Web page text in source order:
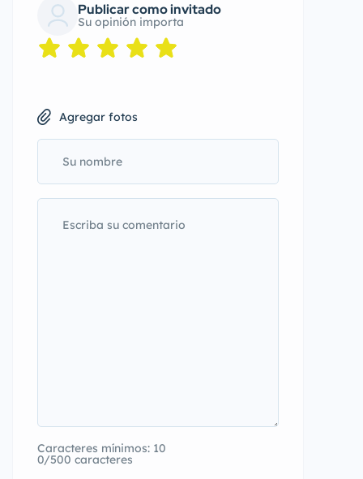
Publicar como invitado
Su opinión importa
Agregar fotos
Caracteres mínimos: 10
0/500 caracteres